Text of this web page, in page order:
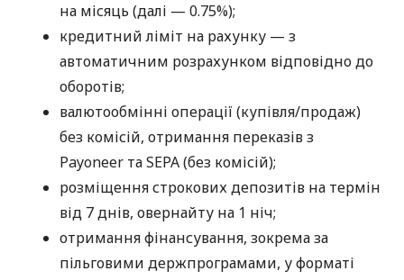
на місяць (далі — 0.75%);
кредитний ліміт на рахунку — з
автоматичним розрахунком відповідно до
оборотів;
валютообмінні операції (купівля/продаж)
без комісій, отримання переказів з
Payoneer та SEPA (без комісій);
розміщення строкових депозитів на термін
від 7 днів, овернайту на 1 ніч;
отримання фінансування, зокрема за
пільговими держпрограмами, у форматі